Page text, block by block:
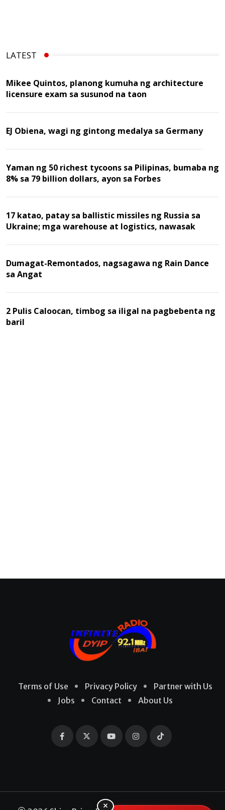
LATEST
Mikee Quintos, planong kumuha ng architecture
licensure exam sa susunod na taon
EJ Obiena, wagi ng gintong medalya sa Germany
Yaman ng 50 richest tycoons sa Pilipinas, bumaba ng
8% sa 79 billion dollars, ayon sa Forbes
17 katao, patay sa ballistic missiles ng Russia sa
Ukraine; mga warehouse at logistics, nawasak
Dumagat-Remontados, nagsagawa ng Rain Dance
sa Angat
2 Pulis Caloocan, timbog sa iligal na pagbebenta ng
baril
Terms of Use Privacy Policy
Partner with Us
Jobs
Contact About Us
×